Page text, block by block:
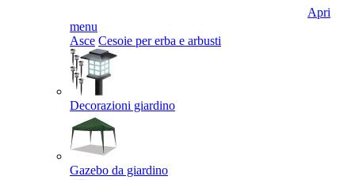
Apri
menu
Asce Cesoie per erba e arbusti
Decorazioni giardino
Gazebo da giardino